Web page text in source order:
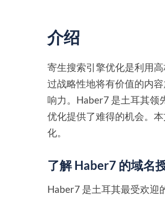
介绍
寄生搜索引擎优化是利用
过战略性地将有价值的内
响力。Haber7 是土耳其领
优化提供了难得的机会。
化。
了解 Haber7 的域名
Haber7 是土耳其最受欢迎